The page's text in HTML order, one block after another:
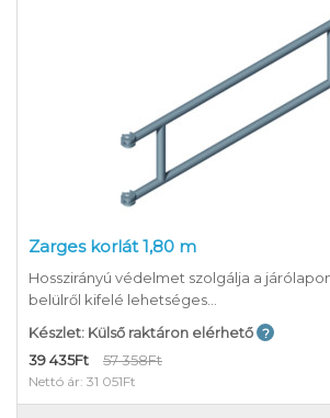
Zarges korlát 1,80 m
Hosszirányú védelmet szolgálja a
belülről kifelé lehetséges...
Készlet: Külső raktáron elérhető
39 435Ft
57 358Ft
Nettó ár: 31 051Ft